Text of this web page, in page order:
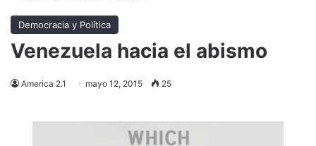
Democracia y Política
Venezuela hacia el abismo
America 2.1 mayo 12, 2015 25